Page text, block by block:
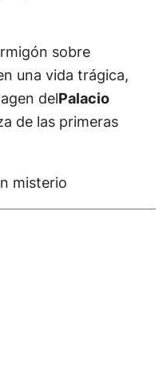
sobre
una vida trágica,
delPalacio
de las primeras
misterio